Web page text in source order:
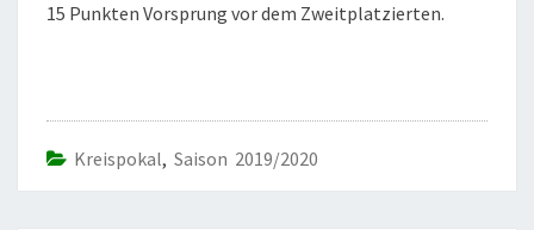
15 Punkten Vorsprung vor dem Zweitplatzierten.
Kreispokal, Saison 2019/2020